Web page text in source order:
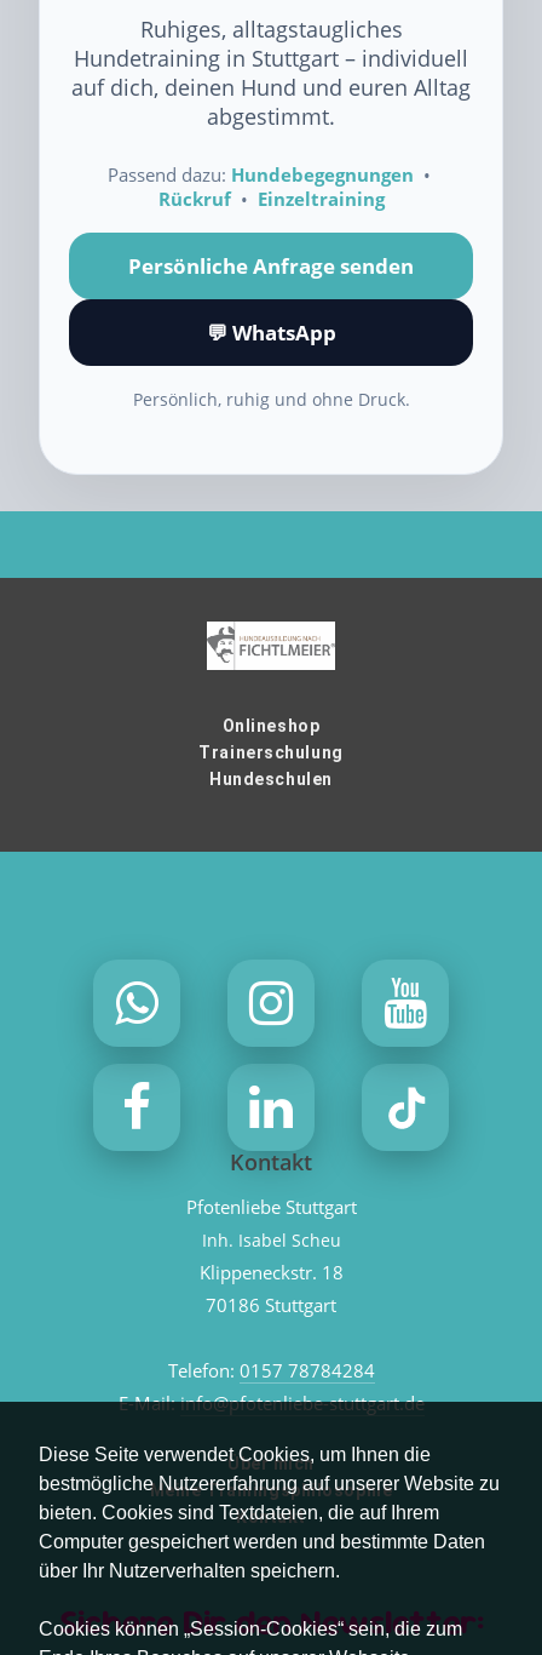
Diese Seite verwendet Cookies, um Ihnen die
bestmögliche Nutzererfahrung auf unserer Website zu
bieten. Cookies sind Textdateien, die auf Ihrem
Computer gespeichert werden und bestimmte Daten
über Ihr Nutzerverhalten speichern.
Cookies können „Session-Cookies“ sein, die zum
Ruhiges, alltagstaugliches
Hundetraining in Stuttgart – individuell
auf dich, deinen Hund und euren Alltag
abgestimmt.
Passend dazu: Hundebegegnungen •
Rückruf• Einzeltraining
Persönliche Anfrage senden
💬 WhatsApp
Persönlich, ruhig und ohne Druck.
Onlineshop
Trainerschulung
Hundeschulen
Kontakt
Pfotenliebe Stuttgart
Inh. Isabel Scheu
Klippeneckstr. 18
70186 Stuttgart
Telefon: 0157 78784284
E-Mail:info@pfotenliebe-stuttgart.de
Über mich
Meine Trainingsphilosophie
Kontakt
Sichere Dir den Newsletter: